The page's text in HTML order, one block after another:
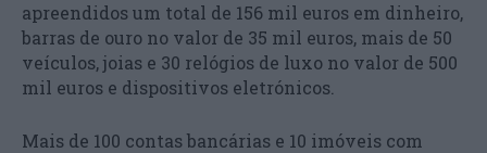
apreendidos um total de 156 mil euros em dinheiro,
barras de ouro no valor de 35 mil euros, mais de 50
veículos, joias e 30 relógios de luxo no valor de 500
mil euros e dispositivos eletrónicos.
Mais de 100 contas bancárias e 10 imóveis com